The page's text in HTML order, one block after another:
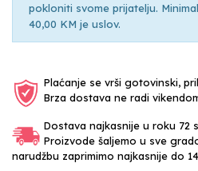
pokloniti svome prijatelju.
40,00 KM je uslov.
Plaćanje se vrši gotovinski,
Brza dostava ne radi
Dostava najkasnije u roku 72
Proizvode šaljemo u sve
narudžbu zaprimimo najkasnije do